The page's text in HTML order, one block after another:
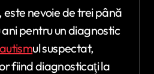
este nevoie de trei până
pentru un diagnostic
autismul suspectat,
fiind diagnosticaţi la